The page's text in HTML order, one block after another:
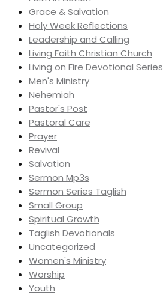
Grace & Salvation
Holy Week Reflections
Leadership and Calling
Living Faith Christian Church
Living on Fire Devotional Series
Men's Ministry
Nehemiah
Pastor's Post
Pastoral Care
Prayer
Revival
Salvation
Sermon Mp3s
Sermon Series Taglish
Small Group
Spiritual Growth
Taglish Devotionals
Uncategorized
Women's Ministry
Worship
Youth